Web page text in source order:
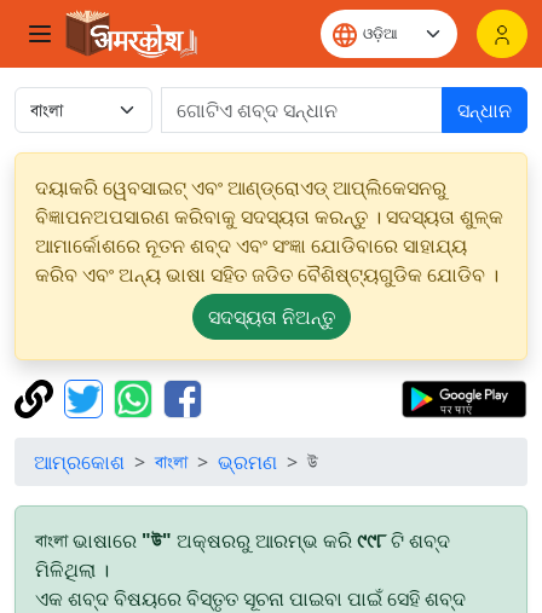
ସନ୍ଧାନ
ଦୟାକରି ୱେବସାଇଟ୍ ଏବଂ ଆଣ୍ଡ୍ରୋଏଡ୍ ଆପ୍ଲିକେସନରୁ
ବିଜ୍ଞାପନଅପସାରଣ କରିବାକୁ ସଦସ୍ୟତା କରନ୍ତୁ । ସଦସ୍ୟତା ଶୁଳ୍କ
ଆମାର୍କୋଶରେ ନୂତନ ଶବ୍ଦ ଏବଂ ସଂଜ୍ଞା ଯୋଡିବାରେ ସାହାଯ୍ୟ
କରିବ ଏବଂ ଅନ୍ୟ ଭାଷା ସହିତ ଜଡିତ ବୈଶିଷ୍ଟ୍ୟଗୁଡିକ ଯୋଡିବ ।
ସଦସ୍ୟତା ନିଅନ୍ତୁ
ଆମ୍ରକୋଶ বাংলা ଭ୍ରମଣ উ
বাংলা ଭାଷାରେ "উ" ଅକ୍ଷରରୁ ଆରମ୍ଭ କରି୯୯୮ଟି ଶବ୍ଦ
ମିଳିଥିଲା ।
ଏକ ଶବ୍ଦ ବିଷୟରେ ବିସ୍ତୃତ ସୂଚନା ପାଇବା ପାଇଁ ସେହି ଶବ୍ଦ